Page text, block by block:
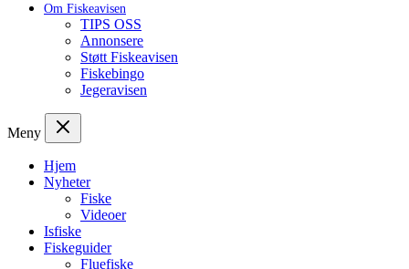
Om Fiskeavisen
TIPS OSS
Annonsere
Støtt Fiskeavisen
Fiskebingo
Jegeravisen
Meny
Hjem
Nyheter
Fiske
Videoer
Isfiske
Fiskeguider
Fluefiske